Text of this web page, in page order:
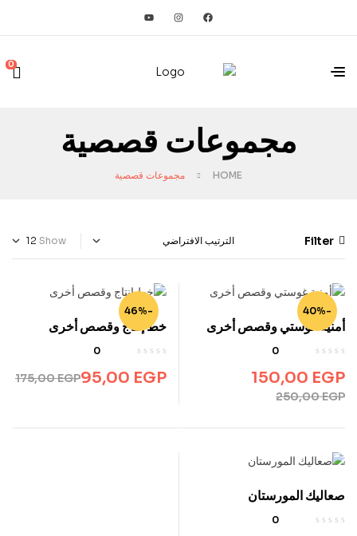
0
مجموعات قصصية
HOME مجموعات قصصية
Filter
Show
-40%
أمنية غوستي وقصص أخرى
0
250,00EGP
150,00 EGP
-46%
خط إنتاج وقصص أخرى
0
175,00EGP95,00 EGP
صعاليك المورستان
0